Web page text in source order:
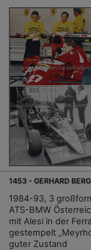
1453 - GERHARD
1984-93, 3
ATS-BMW
mit Alesi in der
gestempelt
guter Zustand